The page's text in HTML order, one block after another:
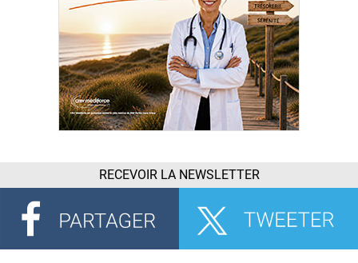
RECEVOIR LA NEWSLETTER